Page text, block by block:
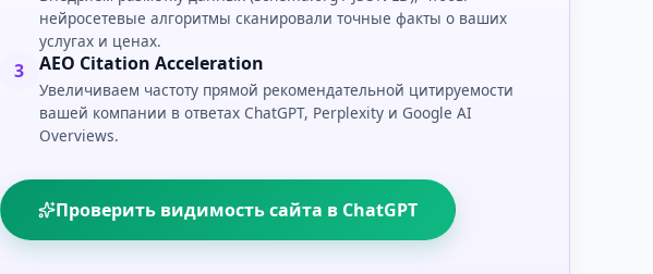
нейросетевые алгоритмы сканировали точные факты о ваших
услугах и ценах.
3 AEO Citation Acceleration
Увеличиваем частоту прямой рекомендательной цитируемости
вашей компании в ответах ChatGPT, Perplexity и Google AI
Overviews.
Проверить видимость сайта в ChatGPT